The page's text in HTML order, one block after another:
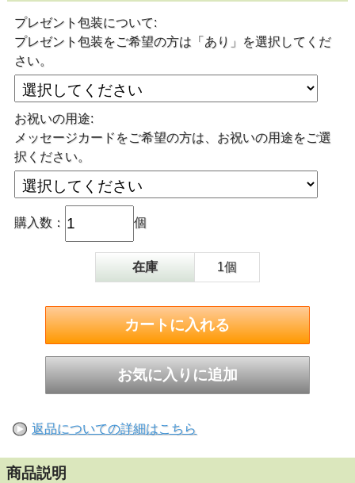
プレゼント包装について:
プレゼント包装をご希望の方は「あり」を選択してくだ
さい。
お祝いの用途:
メッセージカードをご希望の方は、お祝いの用途をご選
択ください。
購入数： 個
在庫 1個
返品についての詳細はこちら
商品説明